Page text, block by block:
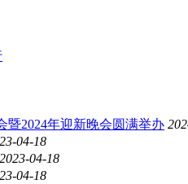
暨2024年迎新晚会圆满举办
04-18
2023-04-18
04-18